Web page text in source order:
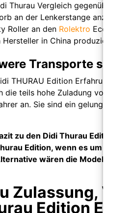
Thurau Vergleich gegenüber
an der Lenkerstange
Roller an den Rolektro Eco Fun,
in China produziert
Transporte sind
THURAU Edition Erfahrungen
die teils hohe Zuladung von 150
an. Sie sind ein gelungener
zu den Didi Thurau Edition E
Edition, wenn es um
wären die Modelle von
Zulassung,
Edition E